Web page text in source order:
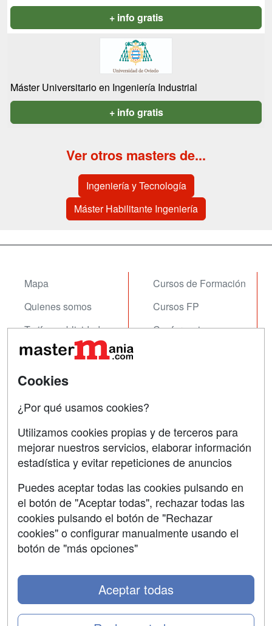
+ info gratis
Máster Universitario en Ingeniería Industrial
+ info gratis
Ver otros masters de...
Ingeniería y Tecnología
Máster Habilitante Ingeniería
Mapa
Quienes somos
Tarifas publicidad
Acceso Usuarios
Acceso Centros
Cursos de Formación
Cursos FP
Conferencias
Contactar
Confidencialidad
Aviso legal
Copyleft
Cookies
¿Por qué usamos cookies?
Utilizamos cookies propias y de terceros para
mejorar nuestros servicios, elaborar información
estadística y evitar repeticiones de anuncios
Puedes aceptar todas las cookies pulsando en
el botón de "Aceptar todas", rechazar todas las
cookies pulsando el botón de "Rechazar
cookies" o configurar manualmente usando el
botón de "más opciones"
Aceptar todas